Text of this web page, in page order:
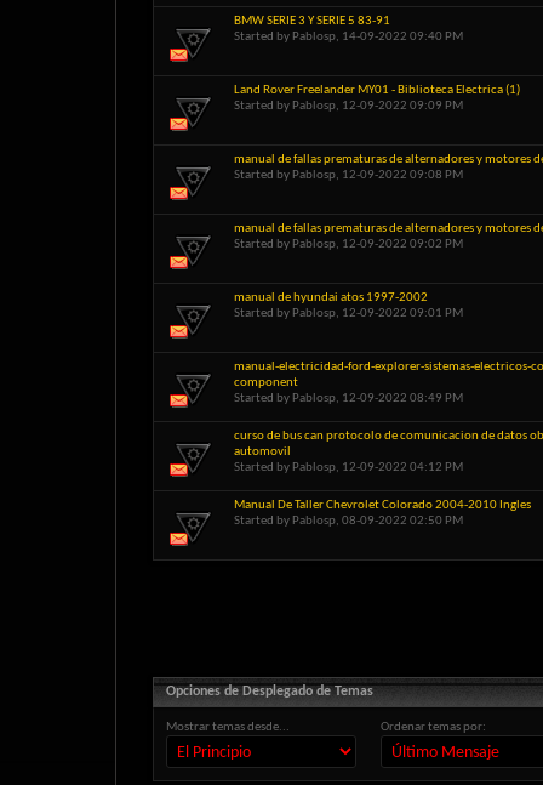
BMW SERIE 3 Y SERIE 5 83-91
Started by Pablosp, 14-09-2022 09:40 PM
Land Rover Freelander MY01 - Biblioteca Electrica (1)
Started by Pablosp, 12-09-2022 09:09 PM
manual de fallas prematuras de alternadores y motores
Started by Pablosp, 12-09-2022 09:08 PM
manual de fallas prematuras de alternadores y motores
Started by Pablosp, 12-09-2022 09:02 PM
manual de hyundai atos 1997-2002
Started by Pablosp, 12-09-2022 09:01 PM
manual-electricidad-ford-explorer-sistemas-electricos-
component
Started by Pablosp, 12-09-2022 08:49 PM
curso de bus can protocolo de comunicacion de datos
automovil
Started by Pablosp, 12-09-2022 04:12 PM
Manual De Taller Chevrolet Colorado 2004-2010 Ingles
Started by Pablosp, 08-09-2022 02:50 PM
Opciones de Desplegado de Temas
Mostrar temas desde... Ordenar temas por: